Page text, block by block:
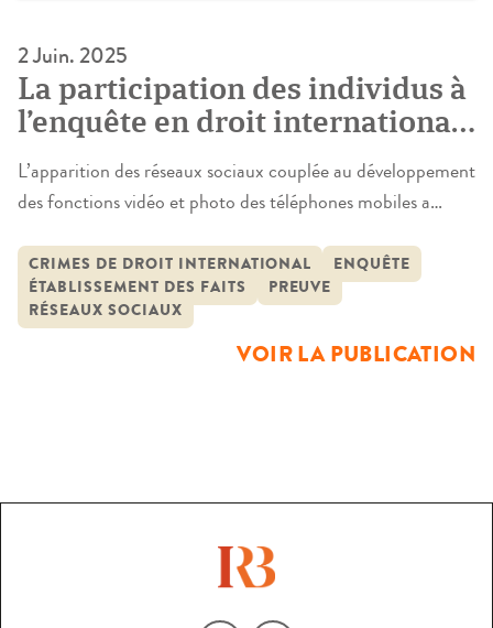
2 Juin. 2025
La participation des individus à
l’enquête en droit international
à travers les réseaux sociaux
L’apparition des réseaux sociaux couplée au développement
des fonctions vidéo et photo des téléphones mobiles a
dans les enquêtes sur les crimes de droit international.
L’enquêteur bénéficie ainsi de nombreuses informations
mises en ligne par les individus, qu’il s’agisse de vidéos, de
photos ou de documents. Partant du […]
CRIMES DE DROIT INTERNATIONAL
ENQUÊTE
ÉTABLISSEMENT DES FAITS
PREUVE
RÉSEAUX SOCIAUX
VOIR LA PUBLICATION